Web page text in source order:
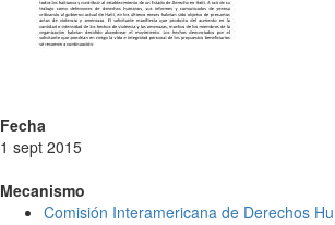
Fecha
1 sept 2015
Mecanismo
Comisión Interamericana de Derechos